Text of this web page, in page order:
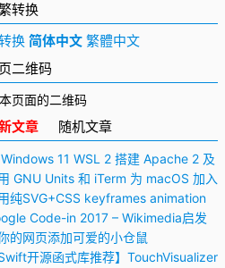
转换
换 简体中文 繁體中文
二维码
文章 随机文章
11 WSL 2 搭建 Apache 2 及
7 开发环境
GNU Units 和 iTerm 为 macOS 加入
多功能计算器
纯SVG+CSS keyframes animation
实现手写毛笔字（书法）效果
Code-in 2017 – Wikimedia启发
想
的网页添加可爱的小仓鼠
Swift开源函式库推荐】TouchVisualizer